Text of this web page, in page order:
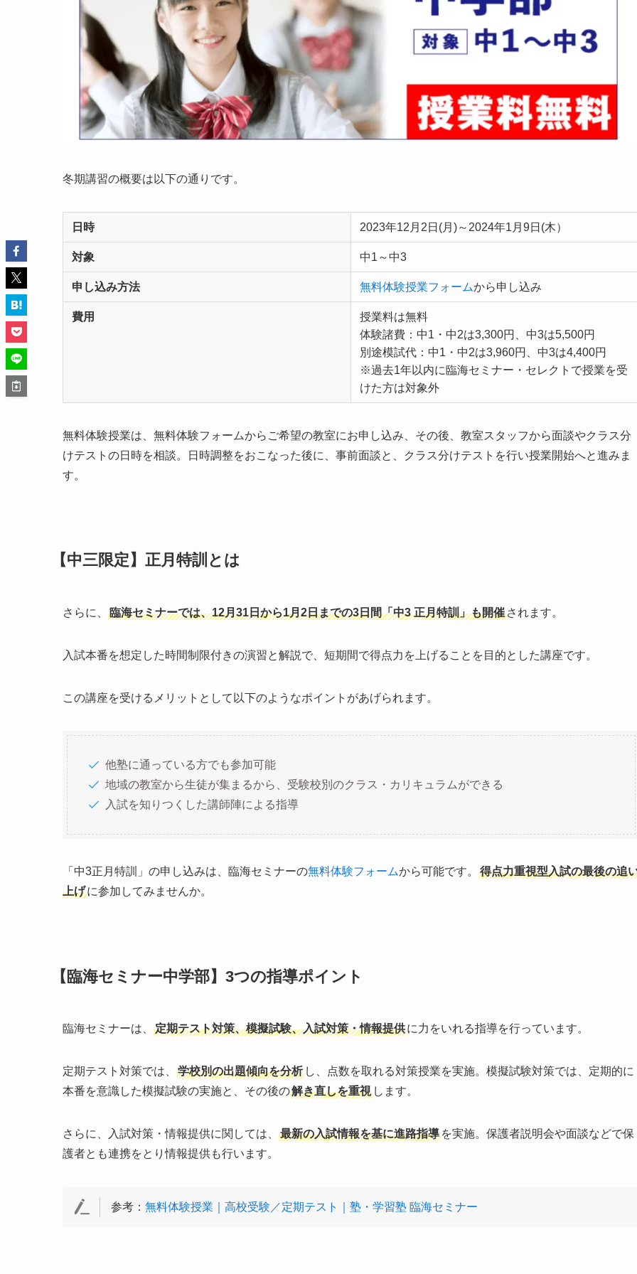
冬期講習の概要は以下の通りです。
日時 2023年12月2日(月)～2024年1月9日(木）
対象 中1～中3
申し込み方法 無料体験授業フォームから申し込み
費用
授業料は無料
体験諸費：中1・中2は3,300円、中3は5,500円
別途模試代：中1・中2は3,960円、中3は4,400円
※過去1年以内に臨海セミナー・セレクトで授業を受
けた方は対象外
無料体験授業は、無料体験フォームからご希望の教室にお申し込み、その後、教室スタッフから面談やクラス分
けテストの日時を相談。日時調整をおこなった後に、事前面談と、クラス分けテストを行い授業開始へと進みま
す。
【中三限定】正月特訓とは
さらに、 臨海セミナーでは、12月31日から1月2日までの3日間「中3 正月特訓」も開催 されます。
入試本番を想定した時間制限付きの演習と解説で、短期間で得点力を上げることを目的とした講座です。
この講座を受けるメリットとして以下のようなポイントがあげられます。
他塾に通っている方でも参加可能
地域の教室から生徒が集まるから、受験校別のクラス・カリキュラムができる
入試を知りつくした講師陣による指導
「中3正月特訓」の申し込みは、臨海セミナーの無料体験フォームから可能です。
得点力重視型入試の最後の追
上げに参加してみませんか。
【臨海セミナー中学部】3つの指導ポイント
臨海セミナーは、 定期テスト対策、模擬試験、入試対策・情報提供に力をいれる指導を行っています。
定期テスト対策では、 学校別の出題傾向を分析 し、点数を取れる対策授業を実施。模擬試験対策では、定期的に
本番を意識した模擬試験の実施と、その後の解き直しを重視 します。
さらに、入試対策・情報提供に関しては、 最新の入試情報を基に進路指導 を実施。保護者説明会や面談などで保
護者とも連携をとり情報提供も行います。
参考： 無料体験授業｜高校受験／定期テスト｜塾・学習塾 臨海セミナー